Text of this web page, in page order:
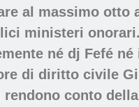
al massimo otto
ministeri
né dj Fefé né
di diritto civile
rendono conto della